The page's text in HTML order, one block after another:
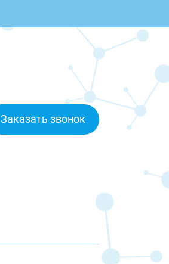
Заказать звонок